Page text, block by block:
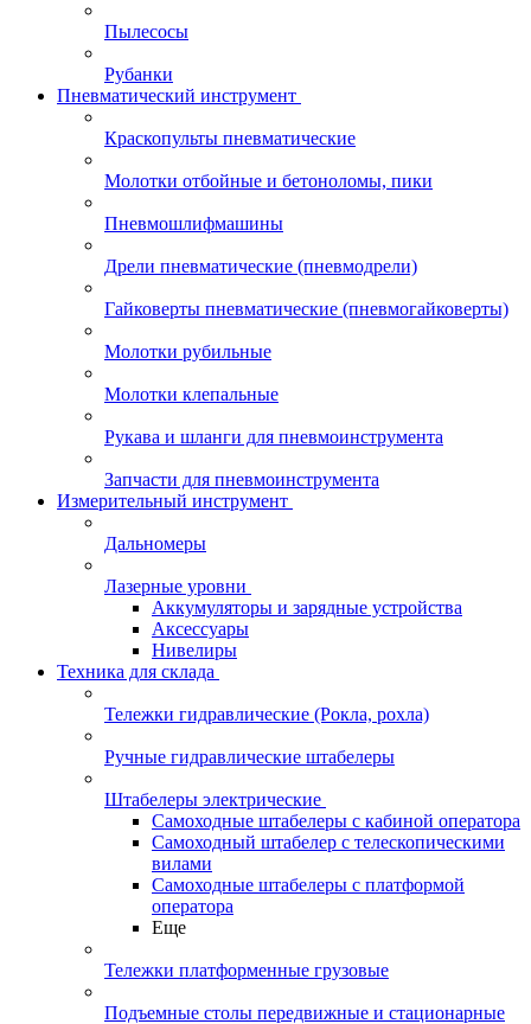
Пылесосы
Рубанки
Пневматический инструмент
Краскопульты пневматические
Молотки отбойные и бетоноломы, пики
Пневмошлифмашины
Дрели пневматические (пневмодрели)
Гайковерты пневматические (пневмогайковерты)
Молотки рубильные
Молотки клепальные
Рукава и шланги для пневмоинструмента
Запчасти для пневмоинструмента
Измерительный инструмент
Дальномеры
Лазерные уровни
Аккумуляторы и зарядные устройства
Аксессуары
Нивелиры
Техника для склада
Тележки гидравлические (Рокла, рохла)
Ручные гидравлические штабелеры
Штабелеры электрические
Самоходные штабелеры с кабиной оператора
Самоходный штабелер с телескопическими
вилами
Самоходные штабелеры с платформой
оператора
Еще
Тележки платформенные грузовые
Подъемные столы передвижные и стационарные